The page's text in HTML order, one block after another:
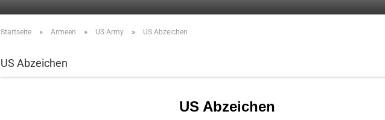
Startseite » Armeen » US Army » US Abzeichen
US Abzeichen
US Abzeichen